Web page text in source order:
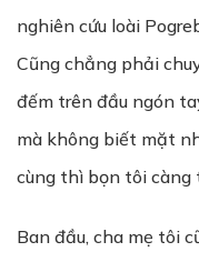
nghiên cứu loài
Cũng chẳng phải
đếm trên đầu ngón
mà không biết mặt
cùng thì bọn tôi càng
Ban đầu, cha mẹ tôi